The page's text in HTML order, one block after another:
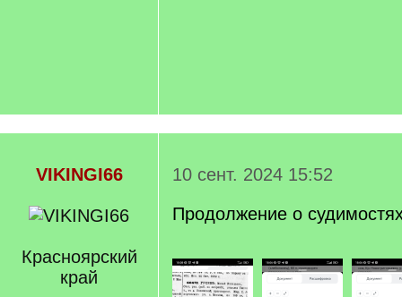
VIKINGI66
Красноярский
край
10 сент. 2024 15:52
Продолжение о